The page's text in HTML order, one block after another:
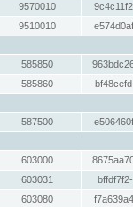
9570010
9510010
585850
585860
587500
603000
603031
603080